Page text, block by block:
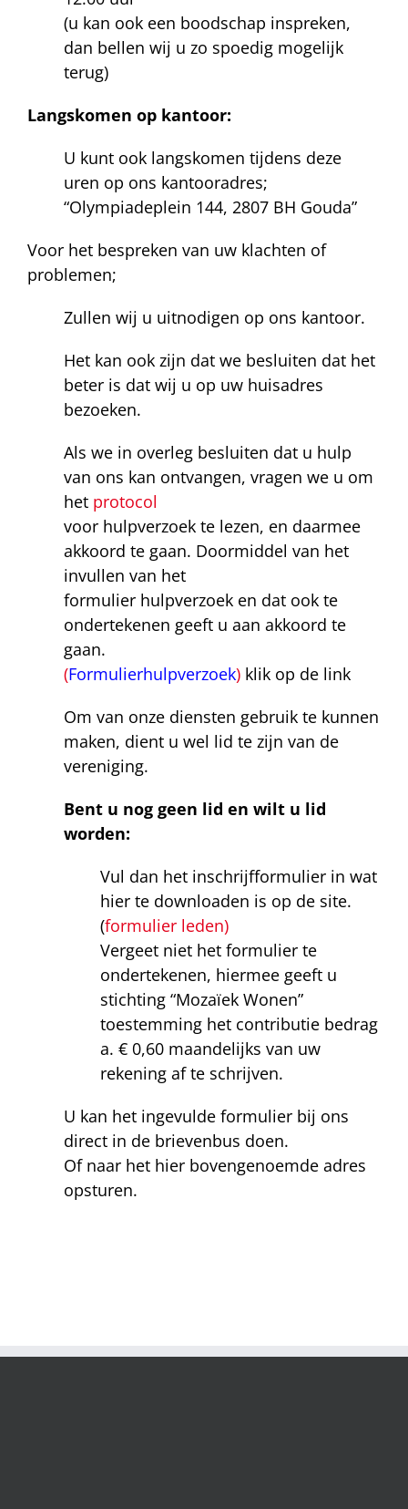
(u kan ook een boodschap inspreken,
dan bellen wij u zo spoedig mogelijk
terug)
Langskomen op kantoor:
U kunt ook langskomen tijdens deze
uren op ons kantooradres;
“Olympiadeplein 144, 2807 BH Gouda”
Voor het bespreken van uw klachten of
problemen;
Zullen wij u uitnodigen op ons kantoor.
Het kan ook zijn dat we besluiten dat het
beter is dat wij u op uw huisadres
bezoeken.
Als we in overleg besluiten dat u hulp
van ons kan ontvangen, vragen we u om
het protocol
voor hulpverzoek te lezen, en daarmee
akkoord te gaan. Doormiddel van het
invullen van het
formulier hulpverzoek en dat ook te
ondertekenen geeft u aan akkoord te
gaan.
(Formulierhulpverzoek) klik op de link
Om van onze diensten gebruik te kunnen
maken, dient u wel lid te zijn van de
vereniging.
Bent u nog geen lid en wilt u lid
worden:
Vul dan het inschrijfformulier in wat
hier te downloaden is op de site.
(formulier leden)
Vergeet niet het formulier te
ondertekenen, hiermee geeft u
stichting “Mozaïek Wonen”
toestemming het contributie bedrag
a. € 0,60 maandelijks van uw
rekening af te schrijven.
U kan het ingevulde formulier bij ons
direct in de brievenbus doen.
Of naar het hier bovengenoemde adres
opsturen.